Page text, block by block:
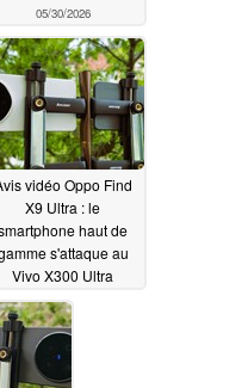
05/30/2026
vidéo Oppo Find
X9 Ultra : le
haut de
s'attaque au
Vivo X300 Ultra
05/29/2026